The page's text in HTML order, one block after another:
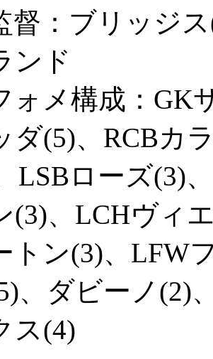
：ブリッジ
ンド
メ構成：GK
ダ(5)、RCBカ
LSBローズ(3)
(3)、LCHヴィ
トン(3)、LFW
、ダビーノ(2)
ス(4)